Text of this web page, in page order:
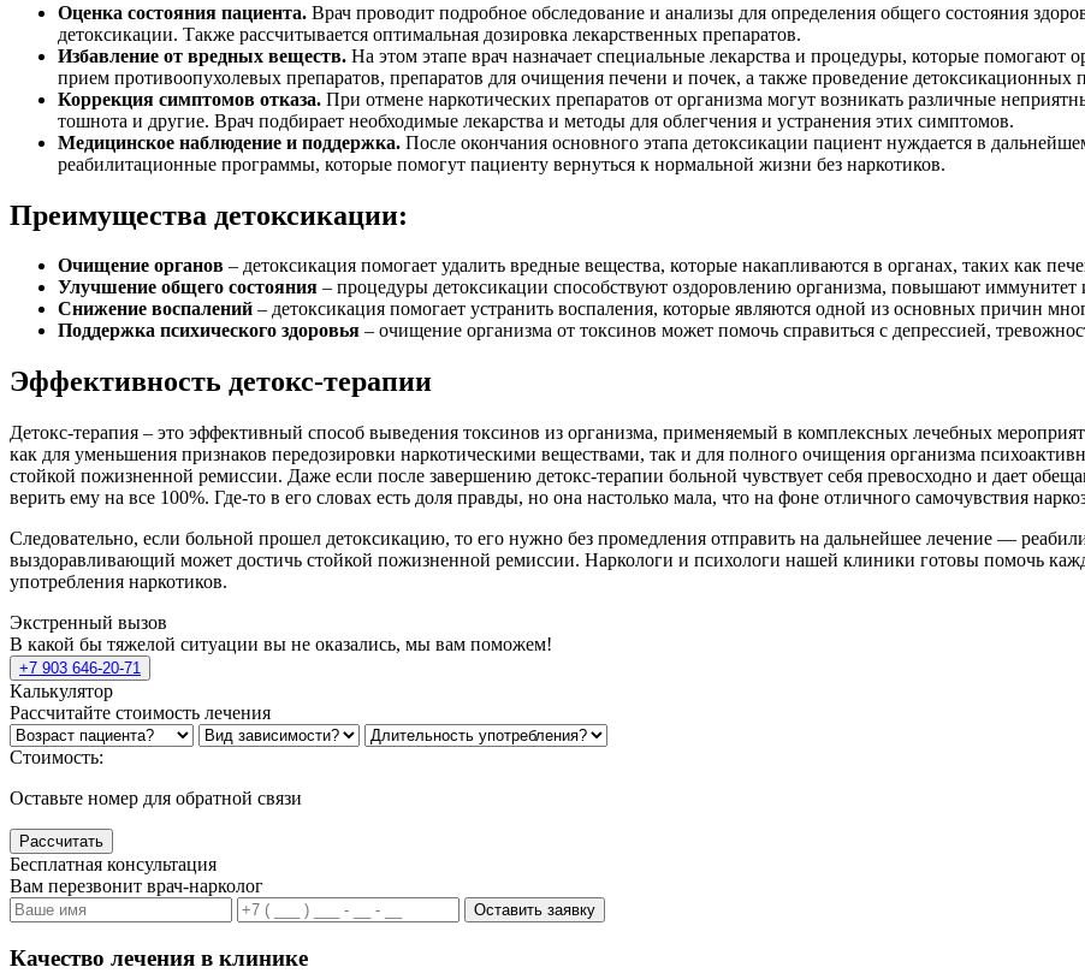
Оценка состояния пациента. Врач проводит подробное обследование и анализы для определения общего состояния
детоксикации. Также рассчитывается оптимальная дозировка лекарственных препаратов.
Избавление от вредных веществ. На этом этапе врач назначает специальные лекарства и процедуры, которые
прием противоопухолевых препаратов, препаратов для очищения печени и почек, а также проведение детоксикационных
Коррекция симптомов отказа. При отмене наркотических препаратов от организма могут возникать различные
тошнота и другие. Врач подбирает необходимые лекарства и методы для облегчения и устранения этих симптомов.
Медицинское наблюдение и поддержка. После окончания основного этапа детоксикации пациент нуждается в
реабилитационные программы, которые помогут пациенту вернуться к нормальной жизни без наркотиков.
Преимущества детоксикации:
Очищение органов – детоксикация помогает удалить вредные вещества, которые накапливаются в органах, таких как
Улучшение общего состояния – процедуры детоксикации способствуют оздоровлению организма, повышают иммунитет
Снижение воспалений – детоксикация помогает устранить воспаления, которые являются одной из основных причин
Поддержка психического здоровья – очищение организма от токсинов может помочь справиться с депрессией,
Эффективность детокс-терапии
Детокс-терапия – это эффективный способ выведения токсинов из организма, применяемый в комплексных лечебных
как для уменьшения признаков передозировки наркотическими веществами, так и для полного очищения организма
стойкой пожизненной ремиссии. Даже если после завершению детокс-терапии больной чувствует себя превосходно и дает
верить ему на все 100%. Где-то в его словах есть доля правды, но она настолько мала, что на фоне отличного самочувствия
Следовательно, если больной прошел детоксикацию, то его нужно без промедления отправить на дальнейшее лечение —
выздоравливающий может достичь стойкой пожизненной ремиссии. Наркологи и психологи нашей клиники готовы помочь
употребления наркотиков.
Экстренный вызов
В какой бы тяжелой ситуации вы не оказались, мы вам поможем!
+7 903 646-20-71
Калькулятор
Рассчитайте стоимость лечения
Стоимость:
Оставьте номер для обратной связи
Рассчитать
Бесплатная консультация
Вам перезвонит врач-нарколог
Оставить заявку
Качество лечения в клинике